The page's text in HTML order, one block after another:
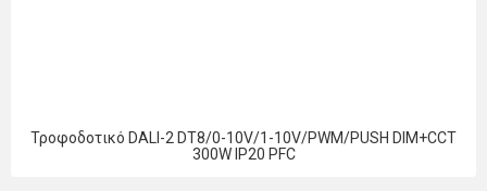
Τροφοδοτικό DALI-2 DT8/0-10V/1-10V/PWM/PUSH DIM+CCT
300W IP20 PFC